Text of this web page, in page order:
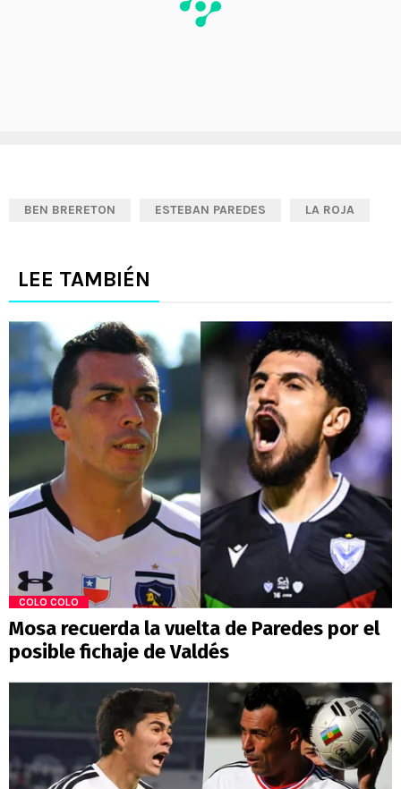
BEN BRERETON ESTEBAN PAREDES LA ROJA
LEE TAMBIÉN
COLO COLO
Mosa recuerda la vuelta de Paredes por el
posible fichaje de Valdés